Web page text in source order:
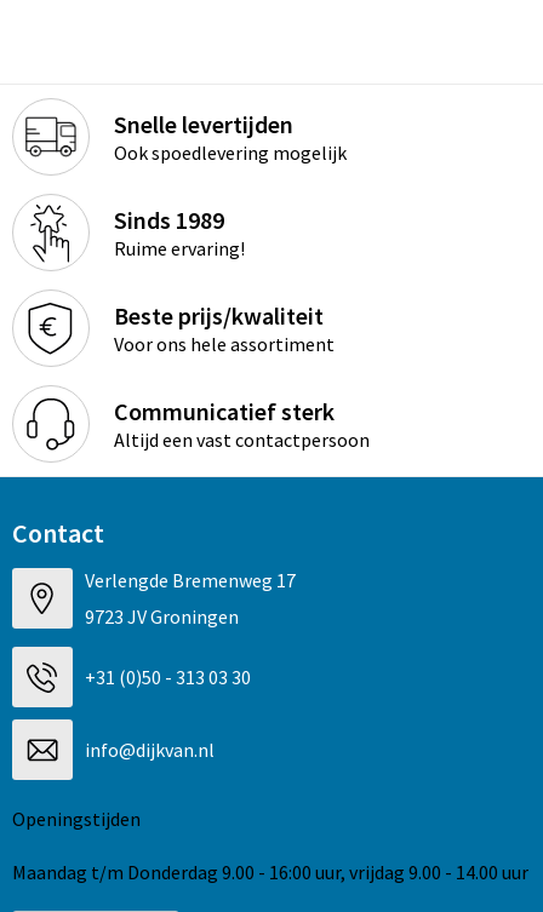
Snelle levertijden
Ook spoedlevering mogelijk
Sinds 1989
Ruime ervaring!
Beste prijs/kwaliteit
Voor ons hele assortiment
Communicatief sterk
Altijd een vast contactpersoon
Contact
Verlengde Bremenweg 17
9723 JV Groningen
+31 (0)50 - 313 03 30
info@dijkvan.nl
Openingstijden
Maandag t/m Donderdag 9.00 - 16:00 uur, vrijdag 9.00 - 14.00 uur